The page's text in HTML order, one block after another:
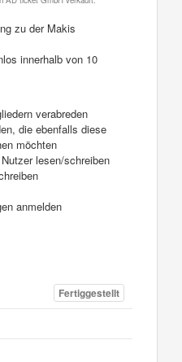
zu der Makis
innerhalb von 10
verabreden
die ebenfalls diese
möchten
lesen/schreiben
anmelden
Fertiggestellt